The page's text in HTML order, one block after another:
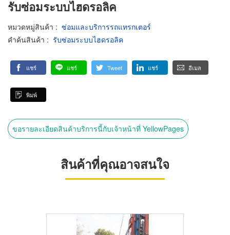
รับซ่อมระบบไฮดรอลิค
หมวดหมู่สินค้า : ซ่อมและบริการรถแทรกเตอร์
คำค้นสินค้า : รับซ่อมระบบไฮดรอลิค
แชร์ แชร์ Tweet แชร์ อีเมล
พิมพ์
ขอรายละเอียดสินค้าบริการนี้กับเจ้าหน้าที่ YellowPages
สินค้าที่คุณอาจสนใจ